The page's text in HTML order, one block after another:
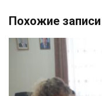
Похожие записи